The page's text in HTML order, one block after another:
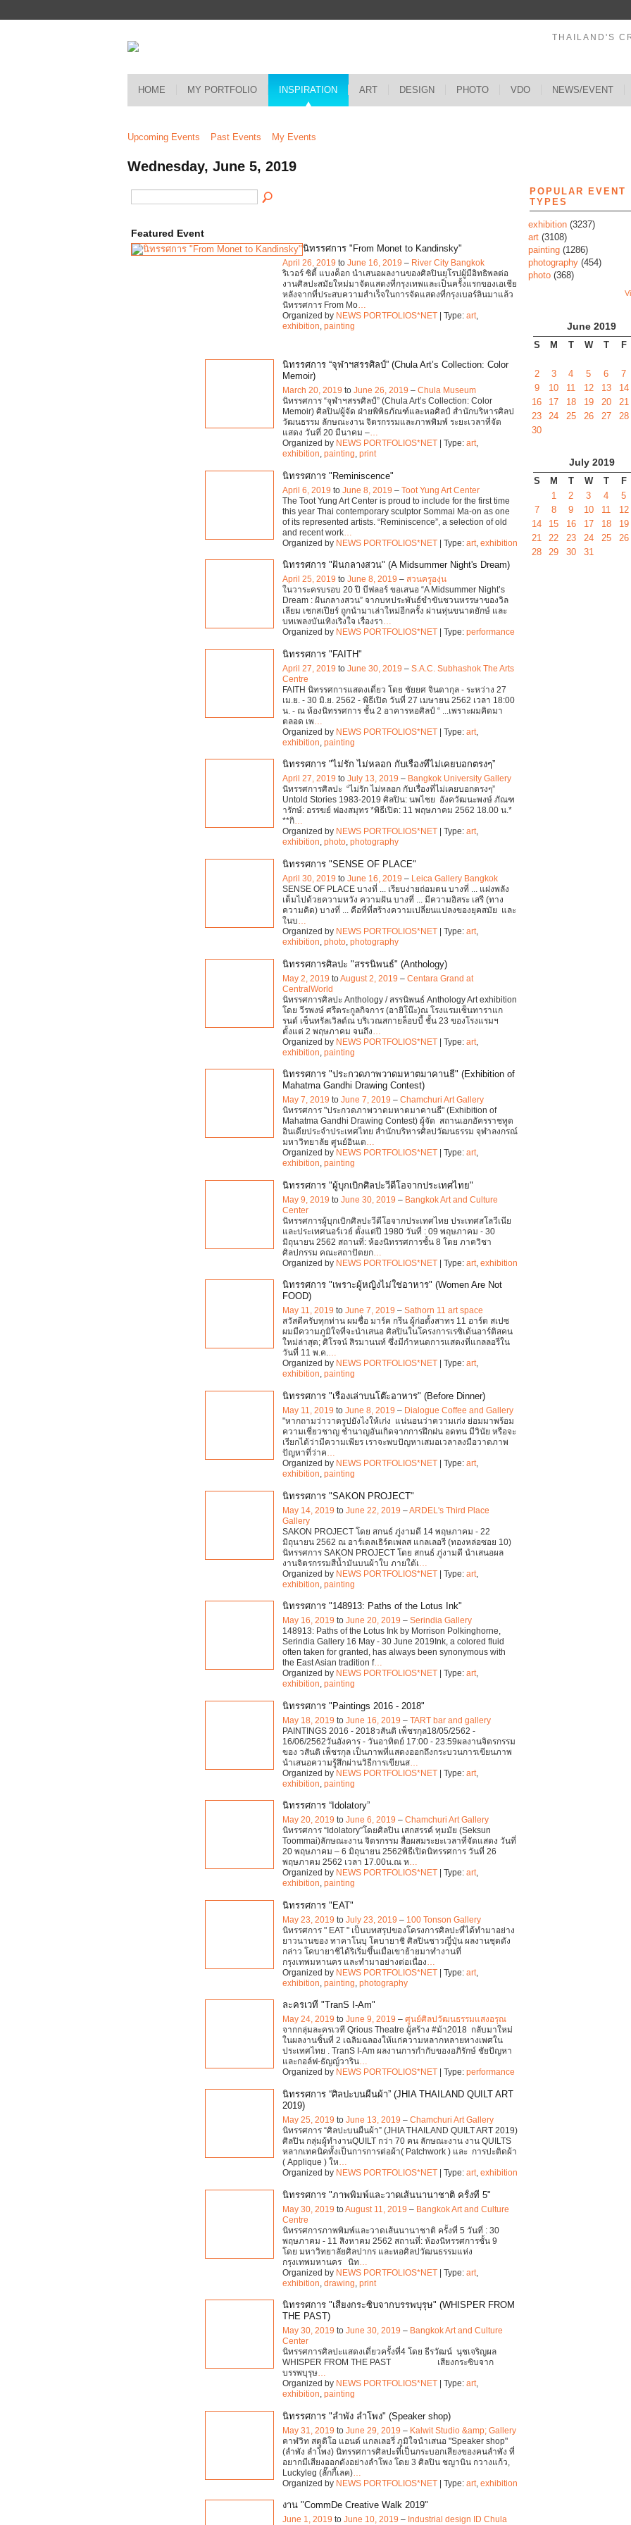
THAILAND'S
HOME MY PORTFOLIO INSPIRATION ART DESIGN PHOTO VDO NEWS/EVENT
Upcoming Events Past Events My Events
Wednesday, June 5, 2019
Featured Event
นิทรรศการ "From Monet to Kandinsky"
April 26, 2019 to June 16, 2019 – River City Bangkok
ริเวอร์ ซิตี้ แบงค็อก นำเสนอผลงานของศิลปินยุโรปผู้มีอิทธิพลต่อ
งานศิลปะสมัยใหม่มาจัดแสดงที่กรุงเทพและเป็นครั้งแรกของเอเชีย
หลังจากที่ประสบความสำเร็จในการจัดแสดงที่กรุงเบอร์ลินมาแล้ว
นิทรรศการ From Mo
Organized by NEWS PORTFOLIOS*NET | Type: art
exhibition painting
นิทรรศการ “จุฬาฯสรรศิลป์” (Chula Art’s Collection: Color
Memoir)
March 20, 2019 to June 26, 2019 – Chula Museum
นิทรรศการ “จุฬาฯสรรศิลป์” (Chula Art’s Collection: Color
Memoir) ศิลปิน/ผู้จัด ฝ่ายพิพิธภัณฑ์และหอศิลป์ สำนักบริหารศิลป
วัฒนธรรม ลักษณะงาน จิตรกรรมและภาพพิมพ์ ระยะเวลาที่จัด
แสดง วันที่ 20 มีนาคม –…
Organized by NEWS PORTFOLIOS*NET | Type: art,
exhibition, painting, print
นิทรรศการ "Reminiscence"
April 6, 2019 to June 8, 2019 – Toot Yung Art Center
The Toot Yung Art Center is proud to include for the first time
this year Thai contemporary sculptor Sommai Ma-on as one
of its represented artists. “Reminiscence”, a selection of old
and recent work
Organized by NEWS PORTFOLIOS*NET | Type: art exhibition
นิทรรศการ "ฝันกลางสวน" (A Midsummer Night's Dream)
April 25, 2019 to June 8, 2019 – สวนครูองุ่น
ในวาระครบรอบ 20 ปี บีฟลอร์ ขอเสนอ “A Midsummer Night’s
Dream : ฝันกลางสวน” จากบทประพันธ์ขำขันชวนหรรษาของวิล
เลียม เชกสเปียร์ ถูกนำมาเล่าใหม่อีกครั้ง ผ่านหุ่นขนาดยักษ์ และ
บทเพลงบันเทิงเริงใจ เรื่องรา…
Organized by NEWS PORTFOLIOS*NET | Type: performance
นิทรรศการ "FAITH"
April 27, 2019 to June 30, 2019 – S.A.C. Subhashok The Arts
Centre
FAITH นิทรรศการแสดงเดี่ยว โดย ชัยยศ จินดากุล - ระหว่าง 27
เม.ย. - 30 มิ.ย. 2562 - พิธีเปิด วันที่ 27 เมษายน 2562 เวลา 18:00
น. - ณ ห้องนิทรรศการ ชั้น 2 อาคารหอศิลป์ “ ...เพราะผมคิดมา
ตลอด เพ…
Organized by NEWS PORTFOLIOS*NET | Type: art,
exhibition, painting
นิทรรศการ "ไม่รัก ไม่หลอก กับเรื่องที่ไม่เคยบอกตรงๆ”
April 27, 2019 to July 13, 2019 – Bangkok University Gallery
นิทรรศการศิลปะ “ไม่รัก ไม่หลอก กับเรื่องที่ไม่เคยบอกตรงๆ”
Untold Stories 1983-2019 ศิลปิน: นพไชย อังควัฒนะพงษ์ ภัณฑ
ารักษ์: อรรฆย์ ฟองสมุทร *พิธีเปิด: 11 พฤษภาคม 2562 18.00 น.*
**กิ…
Organized by NEWS PORTFOLIOS*NET | Type: art,
exhibition, photo, photography
นิทรรศการ "SENSE OF PLACE"
April 30, 2019 to June 16, 2019 – Leica Gallery Bangkok
SENSE OF PLACE บางที่ ... เรียบง่ายถ่อมตน บางที่ ... แฝงพลัง
เต็มไปด้วยความหวัง ความฝัน บางที่ ... มีความอิสระ เสรี (ทาง
ความคิด) บางที่ ... คือที่ที่สร้างความเปลี่ยนแปลงของยุคสมัย และ
ในบ…
Organized by NEWS PORTFOLIOS*NET | Type: art,
exhibition, photo, photography
นิทรรศการศิลปะ "สรรนิพนธ์" (Anthology)
May 2, 2019 toAugust 2, 2019 – Centara Grand at
CentralWorld
นิทรรศการศิลปะ Anthology / สรรนิพนธ์ Anthology Art exhibition
โดย วีรพงษ์ ศรีตระกูลกิจการ (อายิโน๊ะ)ณ โรงแรมเซ็นทาราแก
รนด์ เซ็นทรัลเวิลด์ณ บริเวณสกายล็อบบี้ ชั้น 23 ของโรงแรมฯ
ตั้งแต่ 2 พฤษภาคม จนถึง
Organized by NEWS PORTFOLIOS*NET | Type: art
exhibition painting
นิทรรศการ "ประกวดภาพวาดมหาตมาคานธี" (Exhibition of
Mahatma Gandhi Drawing Contest)
May 7, 2019 to June 7, 2019 – Chamchuri Art Gallery
นิทรรศการ "ประกวดภาพวาดมหาตมาคานธี" (Exhibition of
Mahatma Gandhi Drawing Contest) ผู้จัด สถานเอกอัครราชทูต
อินเดียประจำประเทศไทย สำนักบริหารศิลปวัฒนธรรม จุฬาลงกรณ์
มหาวิทยาลัย ศูนย์อินเด…
Organized by NEWS PORTFOLIOS*NET | Type: art,
exhibition, painting
นิทรรศการ "ผู้บุกเบิกศิลปะวีดีโอจากประเทศไทย"
May 9, 2019 to June 30, 2019 – Bangkok Art and Culture
Center
นิทรรศการผู้บุกเบิกศิลปะวีดีโอจากประเทศไทย ประเทศสโลวีเนีย
และประเทศนอร์เวย์ ตั้งแต่ปี 1980 วันที่ : 09 พฤษภาคม - 30
มิถุนายน 2562 สถานที่: ห้องนิทรรศการชั้น 8 โดย ภาควิชา
ศิลปกรรม คณะสถาปัตยก
Organized by NEWS PORTFOLIOS*NET | Type: art exhibition
นิทรรศการ "เพราะผู้หญิงไม่ใช่อาหาร" (Women Are Not
FOOD)
May 11, 2019 to June 7, 2019 – Sathorn 11 art space
สวัสดีครับทุกท่าน ผมชื่อ มาร์ค กรีน ผู้ก่อตั้งสาทร 11 อาร์ต สเปซ
ผมมีความภูมิใจที่จะนำเสนอ ศิลปินในโครงการเรซิเด้นอาร์ติสคน
ใหม่ล่าสุด; ศิโรจน์ สิรมานนท์ ซึ่งมีกำหนดการแสดงที่แกลลอรี่ใน
วันที่ 11 พ.ค.…
Organized by NEWS PORTFOLIOS*NET | Type: art,
exhibition, painting
นิทรรศการ "เรื่องเล่าบนโต๊ะอาหาร" (Before Dinner)
May 11, 2019 to June 8, 2019 – Dialogue Coffee and Gallery
"หากถามว่าวาดรูปยังไงให้เก่ง แน่นอนว่าความเก่ง ย่อมมาพร้อม
ความเชี่ยวชาญ ชำนาญอันเกิดจากการฝึกฝน อดทน มีวินัย หรือจะ
เรียกได้ว่ามีความเพียร เราจะพบปัญหาเสมอเวลาลงมือวาดภาพ
ปัญหาที่ว่าค…
Organized by NEWS PORTFOLIOS*NET | Type: art,
exhibition, painting
นิทรรศการ "SAKON PROJECT"
May 14, 2019 to June 22, 2019 –ARDEL's Third Place
Gallery
SAKON PROJECT โดย สกนธ์ ภู่งามดี 14 พฤษภาคม - 22
มิถุนายน 2562 ณ อาร์เดลเธิร์ดเพลส แกลเลอรี (ทองหล่อซอย 10)
นิทรรศการ SAKON PROJECT โดย สกนธ์ ภู่งามดี นำเสนอผล
งานจิตรกรรมสีน้ำมันบนผ้าใบ ภายใต้เ
Organized by NEWS PORTFOLIOS*NET | Type: art
exhibition painting
นิทรรศการ "148913: Paths of the Lotus Ink"
May 16, 2019 to June 20, 2019 – Serindia Gallery
148913: Paths of the Lotus Ink by Morrison Polkinghorne,
Serindia Gallery 16 May - 30 June 2019Ink, a colored fluid
often taken for granted, has always been synonymous with
the East Asian tradition f…
Organized by NEWS PORTFOLIOS*NET | Type: art,
exhibition, painting
นิทรรศการ "Paintings 2016 - 2018"
May 18, 2019 to June 16, 2019 – TART bar and gallery
PAINTINGS 2016 - 2018วสันติ เพ็ชรกุล18/05/2562 -
16/06/2562วันอังคาร - วันอาทิตย์ 17:00 - 23:59ผลงานจิตรกรรม
ของ วสันติ เพ็ชรกุล เป็นภาพที่แสดงออกถึงกระบวนการเขียนภาพ
นำเสนอความรู้สึกผ่านวิธีการเขียนส
Organized by NEWS PORTFOLIOS*NET | Type: art
exhibition painting
นิทรรศการ “Idolatory”
May 20, 2019 to June 6, 2019 – Chamchuri Art Gallery
นิทรรศการ “Idolatory”โดยศิลปิน เสกสรรค์ ทุมมัย (Seksun
Toommai)ลักษณะงาน จิตรกรรม สื่อผสมระยะเวลาที่จัดแสดง วันที่
20 พฤษภาคม – 6 มิถุนายน 2562พิธีเปิดนิทรรศการ วันที่ 26
พฤษภาคม 2562 เวลา 17.00น.ณ ห…
Organized by NEWS PORTFOLIOS*NET | Type: art,
exhibition, painting
นิทรรศการ "EAT"
May 23, 2019 to July 23, 2019 – 100 Tonson Gallery
นิทรรศการ " EAT " เป็นบทสรุปของโครงการศิลปะที่ได้ทำมาอย่าง
ยาวนานของ ทาคาโนบุ โคบายาชิ ศิลปินชาวญี่ปุ่น ผลงานชุดดัง
กล่าว โคบายาชิได้ริเริ่มขึ้นเมื่อเขาย้ายมาทำงานที่
กรุงเทพมหานคร และทำมาอย่างต่อเนื่อง…
Organized by NEWS PORTFOLIOS*NET | Type: art,
exhibition, painting, photography
ละครเวที "TranS I-Am"
May 24, 2019 to June 9, 2019 – ศูนย์ศิลปวัฒนธรรมแสงอรุณ
จากกลุ่มละครเวที Qrious Theatre ผู้สร้าง #ม้า2018 กลับมาใหม่
ในผลงานชิ้นที่ 2 เฉลิมฉลองให้แก่ความหลากหลายทางเพศใน
ประเทศไทย . TranS I-Am ผลงานการกำกับของอภิรักษ์ ชัยปัญหา
และกอล์ฟ-ธัญญ์วาริน…
Organized by NEWS PORTFOLIOS*NET | Type: performance
นิทรรศการ “ศิลปะบนผืนผ้า” (JHIA THAILAND QUILT ART
2019)
May 25, 2019 to June 13, 2019 – Chamchuri Art Gallery
นิทรรศการ “ศิลปะบนผืนผ้า” (JHIA THAILAND QUILT ART 2019)
ศิลปิน กลุ่มผู้ทำงานQUILT กว่า 70 คน ลักษณะงาน งาน QUILTS
หลากเทคนิคทั้งเป็นการการต่อผ้า( Patchwork ) และ การปะติดผ้า
( Applique ) ให…
Organized by NEWS PORTFOLIOS*NET | Type: art, exhibition
นิทรรศการ "ภาพพิมพ์และวาดเส้นนานาชาติ ครั้งที่ 5"
May 30, 2019 toAugust 11, 2019 – Bangkok Art and Culture
Centre
นิทรรศการภาพพิมพ์และวาดเส้นนานาชาติ ครั้งที่ 5 วันที่ : 30
พฤษภาคม - 11 สิงหาคม 2562 สถานที่: ห้องนิทรรศการชั้น 9
โดย มหาวิทยาลัยศิลปากร และหอศิลปวัฒนธรรมแห่ง
กรุงเทพมหานคร นิท
Organized by NEWS PORTFOLIOS*NET | Type: art
exhibition drawing print
นิทรรศการ "เสียงกระซิบจากบรรพบุรุษ" (WHISPER FROM
THE PAST)
May 30, 2019 to June 30, 2019 – Bangkok Art and Culture
Center
นิทรรศการศิลปะแสดงเดี่ยวครั้งที่4 โดย ธีรวัฒน์ นุชเจริญผล
WHISPER FROM THE PAST เสียงกระซิบจาก
บรรพบุรุษ…
Organized by NEWS PORTFOLIOS*NET | Type: art,
exhibition, painting
นิทรรศการ "ลำพัง ลำโพง" (Speaker shop)
May 31, 2019 to June 29, 2019 – Kalwit Studio &amp; Gallery
คาฬวิท สตูดิโอ แอนด์ แกลเลอรี่ ภูมิใจนำเสนอ "Speaker shop"
(ลำพัง ลำโพง) นิทรรศการศิลปะที่เป็นกระบอกเสียงของคนลำพัง ที่
อยากมีเสียงออกดังอย่างลำโพง โดย 3 ศิลปิน ชญานิน กวางแก้ว,
Luckyleg (ลั๊กกี้เลค)
Organized by NEWS PORTFOLIOS*NET | Type: art exhibition
งาน "CommDe Creative Walk 2019"
June 1, 2019 to June 10, 2019 – Industrial design ID Chula
POPULAR EVENT
TYPES
exhibition (3237)
art (3108)
painting (1286)
photography (454)
photo (368)
June 2019
S M T W T F
2
3 4 5 6 7
9
10 11 12 13 14
16
17 18 19 20 21
23
24 25 26 27 28
30
July 2019
S M T W T F
1
2 3 4 5
7
8 9 10 11 12
14
15 16 17 18 19
21
22 23 24 25 26
28
29 30 31